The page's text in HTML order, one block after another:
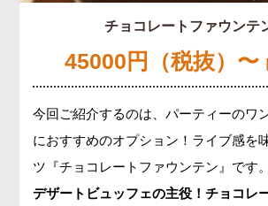
チョコレートファウンテ
45000円（税抜）〜
今回ご紹介するのは、パーティーのワ
におすすめのオプション！ライブ感を
ツ『チョコレートファウンテン』です
デザートビュッフェの主役！チョコレ